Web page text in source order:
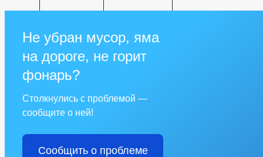
Не убран мусор, яма
на дороге, не горит
фонарь?
Столкнулись с проблемой —
сообщите о ней!
Сообщить о проблеме